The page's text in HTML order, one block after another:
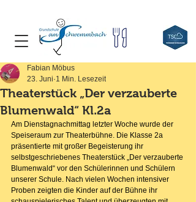
Theaterstück „Der verzauberte
Blumenwald“ Kl.2a
Fabian Möbus
23. Juni 1 Min. Lesezeit
Am Dienstagnachmittag letzter Woche wurde der
Speiseraum zur Theaterbühne. Die Klasse 2a
präsentierte mit großer Begeisterung ihr
selbstgeschriebenes Theaterstück „Der verzauberte
Blumenwald“ vor den Schülerinnen und Schülern
unserer Schule. Nach vielen Wochen intensiver
Proben zeigten die Kinder auf der Bühne ihr